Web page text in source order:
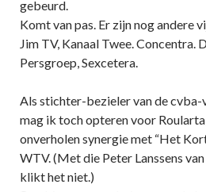
gebeurd.
Komt van pas. Er zijn nog andere
Jim TV, Kanaal Twee. Concentra.
Persgroep, Sexcetera.
Als stichter-bezieler van de
mag ik toch opteren voor
onverholen synergie met “Het
WTV. (Met die Peter Lanssens
klikt het niet.)